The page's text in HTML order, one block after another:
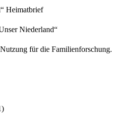
Heimatbrief
Niederland“
für die Familienforschung.